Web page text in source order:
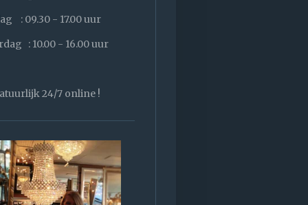
: 09.30 - 17.00 uur
: 10.00 - 16.00 uur
24/7 online !